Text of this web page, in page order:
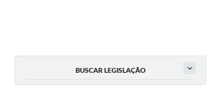
BUSCAR LEGISLAÇÃO